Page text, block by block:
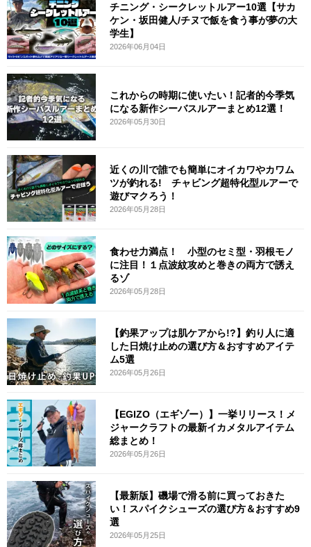
チニング・シークレットルアー10選【サカ
ケン・坂田健人/チヌで飯を食う事が夢の大
学生】
2026年06月04日
これからの時期に使いたい！記者的今季気
になる新作シーバスルアーまとめ12選！
2026年05月30日
近くの川で誰でも簡単にオイカワやカワム
ツが釣れる! チャビング超特化型ルアーで
遊びマクろう！
2026年05月28日
食わせ力満点！ 小型のセミ型・羽根モノ
に注目！１点波紋攻めと巻きの両方で誘え
るゾ
2026年05月28日
【釣果アップは肌ケアから!?】釣り人に適
した日焼け止めの選び方＆おすすめアイテ
ム5選
2026年05月26日
【EGIZO（エギゾー）】一挙リリース！メ
ジャークラフトの最新イカメタルアイテム
総まとめ！
2026年05月26日
【最新版】磯場で滑る前に買っておきた
い！スパイクシューズの選び方＆おすすめ9
選
2026年05月25日